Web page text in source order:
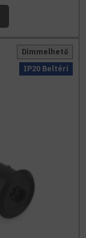
IP20 Beltéri
Dimmelhető